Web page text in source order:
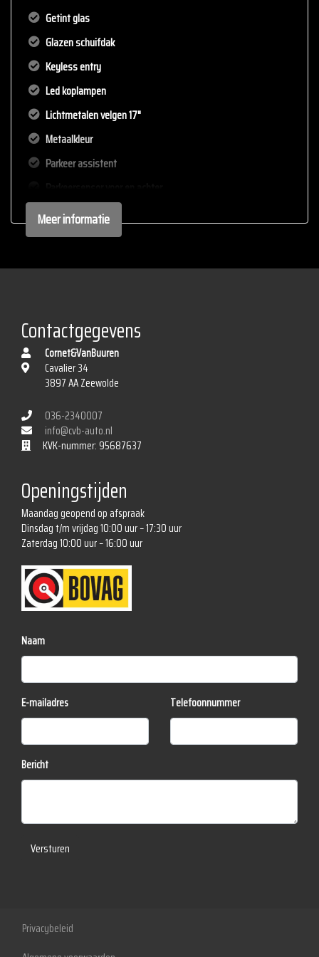
We hebben ons uiterste best gedaan om alle informatie in deze
advertentie correct weer te geven. Er kunnen echter geen rechten
worden ontleend aan de verstrekte informatie in de advertentie.
Vertrouw niet alleen op deze informatie maar controleer altijd
zelf de zaken welke voor jou belangrijk zijn en je beslissing
zouden kunnen beïnvloeden. Neem contact op met de verkoper
voor aanvullende vragen.
Getint glas
Glazen schuifdak
Keyless entry
Led koplampen
Lichtmetalen velgen 17"
Metaalkleur
Parkeer assistent
Ruitensproeiers/wisserbladen verwarmbaar
Sportonderstel
Interieur
Airco
Apple carplay
Bestuurdersstoel in hoogte verstelbaar
Elektrische ramen voor en achter
Lederen/stof bekleding
Sportstuur
Stuur leder
Overige
Achteropkomend verkeer waarschuwing
Anti blokkeer systeem
Elektronische remkrachtverdeling
Hoofd airbag(s) voor
Passagiersairbag
Schakelpaddles
Meer informatie
Contactgegevens
Cornet&VanBuuren
Cavalier 34
3897 AA Zeewolde
036-2340007
info@cvb-auto.nl
KVK-nummer: 95687637
Openingstijden
Maandag geopend op afspraak
Dinsdag t/m vrijdag 10:00 uur – 17:30 uur
Zaterdag 10:00 uur – 16:00 uur
Naam
E-mailadres Telefoonnummer
Bericht
Versturen
Privacybeleid